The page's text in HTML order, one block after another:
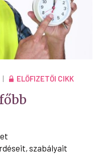
| ELŐFIZETŐI CIKK
szabályait